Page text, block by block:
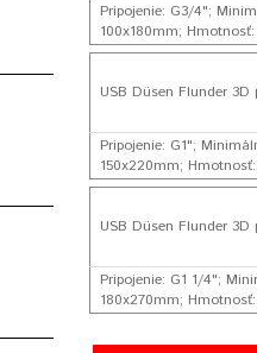
Pripojenie: G3/4";
100x180mm;
USB Düsen Flunder
Pripojenie: G1";
150x220mm;
USB Düsen Flunder
Pripojenie: G1 1/4";
180x270mm;